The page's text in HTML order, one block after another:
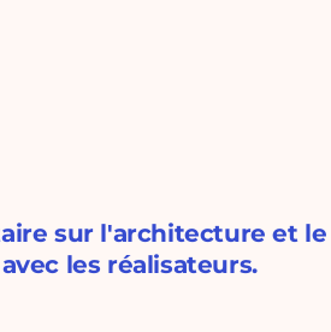
sur l'architecture et le
les réalisateurs.